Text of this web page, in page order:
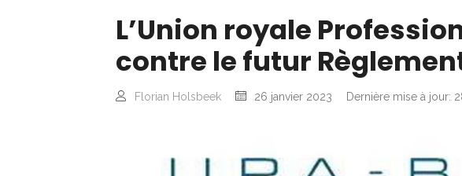
L’Union royale
contre le futur
Florian Holsbeek 26 janvier 2023 Dernière mise à jour: